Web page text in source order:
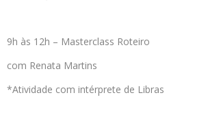
9h às 12h – Masterclass Roteiro
com Renata Martins
*Atividade com intérprete de Libras